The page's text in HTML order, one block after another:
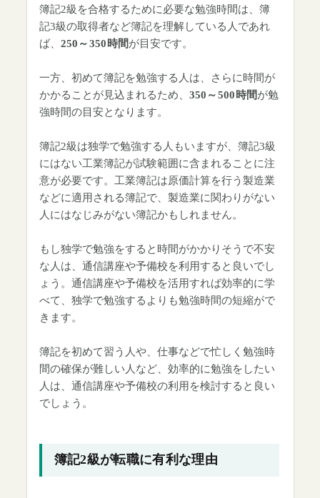
簿記2級を合格するために必要な勉強時間は、簿
記3級の取得者など簿記を理解している人であれ
ば、 250～350時間が目安です。
一方、初めて簿記を勉強する人は、さらに時間が
かかることが見込まれるため、 350～500時間が勉
強時間の目安となります。
簿記2級は独学で勉強する人もいますが、簿記3級
にはない工業簿記が試験範囲に含まれることに注
意が必要です。工業簿記は原価計算を行う製造業
などに適用される簿記で、製造業に関わりがない
人にはなじみがない簿記かもしれません。
もし独学で勉強をすると時間がかかりそうで不安
な人は、通信講座や予備校を利用すると良いでし
ょう。通信講座や予備校を活用すれば効率的に学
べて、独学で勉強するよりも勉強時間の短縮がで
きます。
簿記を初めて習う人や、仕事などで忙しく勉強時
間の確保が難しい人など、効率的に勉強をしたい
人は、通信講座や予備校の利用を検討すると良い
でしょう。
簿記2級が転職に有利な理由